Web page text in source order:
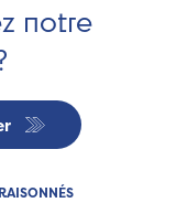
notre